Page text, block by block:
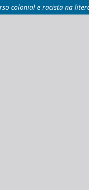
colonial e racista na